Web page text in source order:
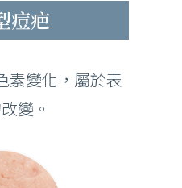
痘疤
素變化，屬於表
變。